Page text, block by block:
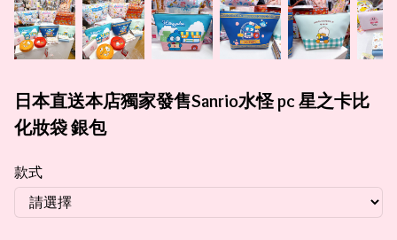
日本直送本店獨家發售Sanrio水怪 pc 星之卡比
化妝袋 銀包
款式